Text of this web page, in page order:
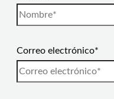
Correo electrónico*